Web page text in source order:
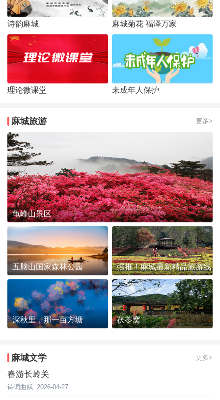
诗韵麻城 麻城菊花 福泽万家
理论微课堂 未成年人保护
麻城旅游 更多>
龟峰山景区
五脑山国家森林公园 强推！麻城最新精品旅游线
路发布~
深秋里，那一亩方塘 茯苓窝
麻城文学 更多>
春游长岭关
诗词曲赋 2026-04-27